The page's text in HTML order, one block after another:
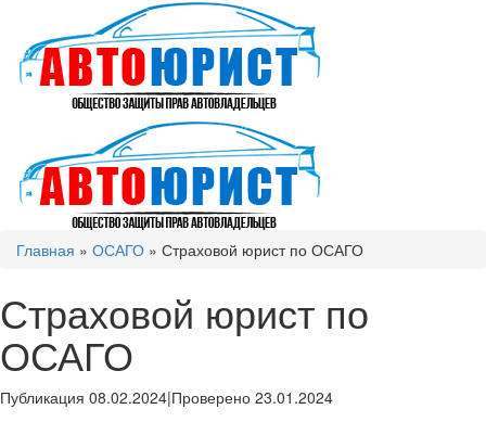
Главная » ОСАГО » Страховой юрист по ОСАГО
Страховой юрист по
ОСАГО
Публикация 08.02.2024|Проверено 23.01.2024